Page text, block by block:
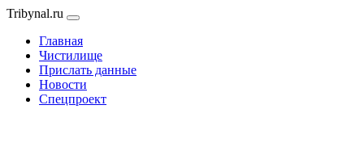
Tribynal.ru
Главная
Чистилище
Прислать данные
Новости
Спецпроект